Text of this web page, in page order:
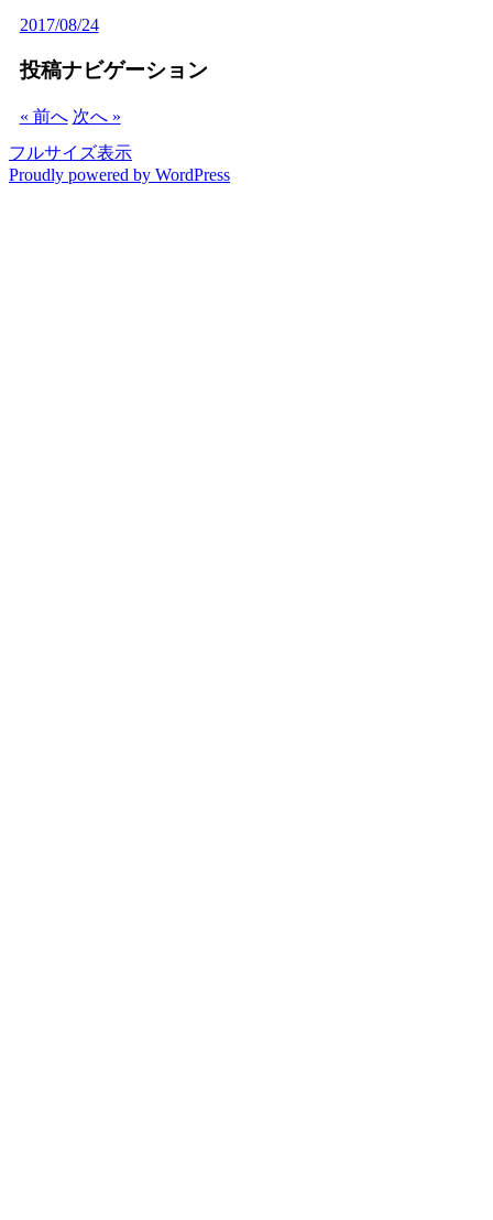
2017/08/24
投稿ナビゲーション
« 前へ 次へ »
フルサイズ表示
Proudly powered by WordPress